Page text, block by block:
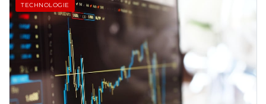
TECHNOLOGIE